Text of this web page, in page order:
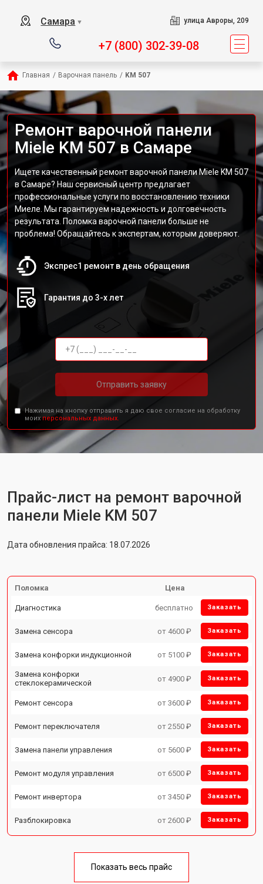
Самара ▼ улица Авроры, 209
+7 (800) 302-39-08
Главная / Варочная панель / KM 507
Ремонт варочной панели
Miele KM 507 в Самаре
Ищете качественный ремонт варочной панели Miele KM 507
в Самаре? Наш сервисный центр предлагает
профессиональные услуги по восстановлению техники
Миеле. Мы гарантируем надежность и долговечность
результата. Поломка варочной панели больше не
проблема! Обращайтесь к экспертам, которым доверяют.
Экспрес1 ремонт в день обращения
Гарантия до 3-х лет
Отправить заявку
Нажимая на кнопку отправить я даю свое согласие на обработку
моихперсональных данных.
Прайс-лист на ремонт варочной
панели Miele KM 507
Дата обновления прайса: 18.07.2026
Поломка Цена
Диагностика бесплатно Заказать
Замена сенсора от 4600 ₽ Заказать
Замена конфорки индукционной от 5100 ₽ Заказать
Замена конфорки
стеклокерамической
от 4900 ₽ Заказать
Ремонт сенсора от 3600 ₽ Заказать
Ремонт переключателя от 2550 ₽ Заказать
Замена панели управления от 5600 ₽ Заказать
Ремонт модуля управления от 6500 ₽ Заказать
Ремонт инвертора от 3450 ₽ Заказать
Разблокировка от 2600 ₽ Заказать
Показать весь прайс